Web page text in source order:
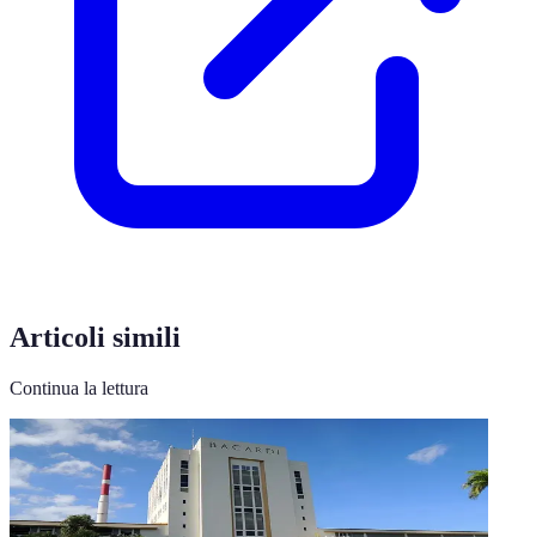
Articoli simili
Continua la lettura